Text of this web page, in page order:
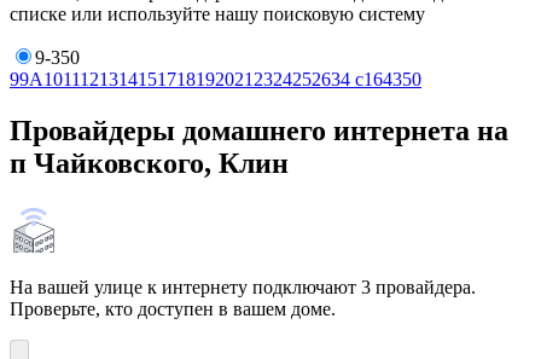
списке или используйте нашу поисковую систему
9-350
99А1011121314151718192021 2324252634 с164350
Провайдеры домашнего интернета на
п Чайковского, Клин
На вашей улице к интернету подключают 3 провайдера.
Проверьте, кто доступен в вашем доме.